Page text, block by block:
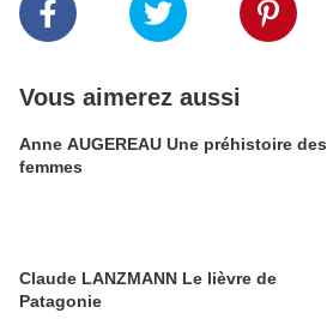
Vous aimerez aussi
Anne AUGEREAU Une préhistoire des
femmes
Claude LANZMANN Le lièvre de
Patagonie